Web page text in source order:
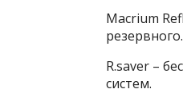
Macrium
резервного.
R.saver –
систем.